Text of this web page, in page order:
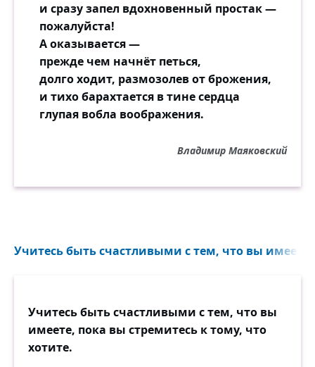
и сразу запел вдохновенный простак —
пожалуйста!
А оказывается —
прежде чем начнёт петься,
долго ходит, размозолев от брожения,
и тихо барахтается в тине сердца
глупая вобла воображения.
Владимир Маяковский
Учитесь быть счастливыми с тем, что вы
Учитесь быть счастливыми с тем, что вы
имеете, пока вы стремитесь к тому, что
хотите.